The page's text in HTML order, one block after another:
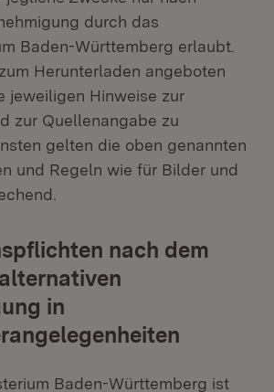
durch das
Baden-Württemberg erlaubt.
Herunterladen angeboten
jeweiligen Hinweise zur
zur Quellenangabe zu
gelten die oben genannten
und Regeln wie für Bilder und
nach dem
in
Baden-Württemberg ist